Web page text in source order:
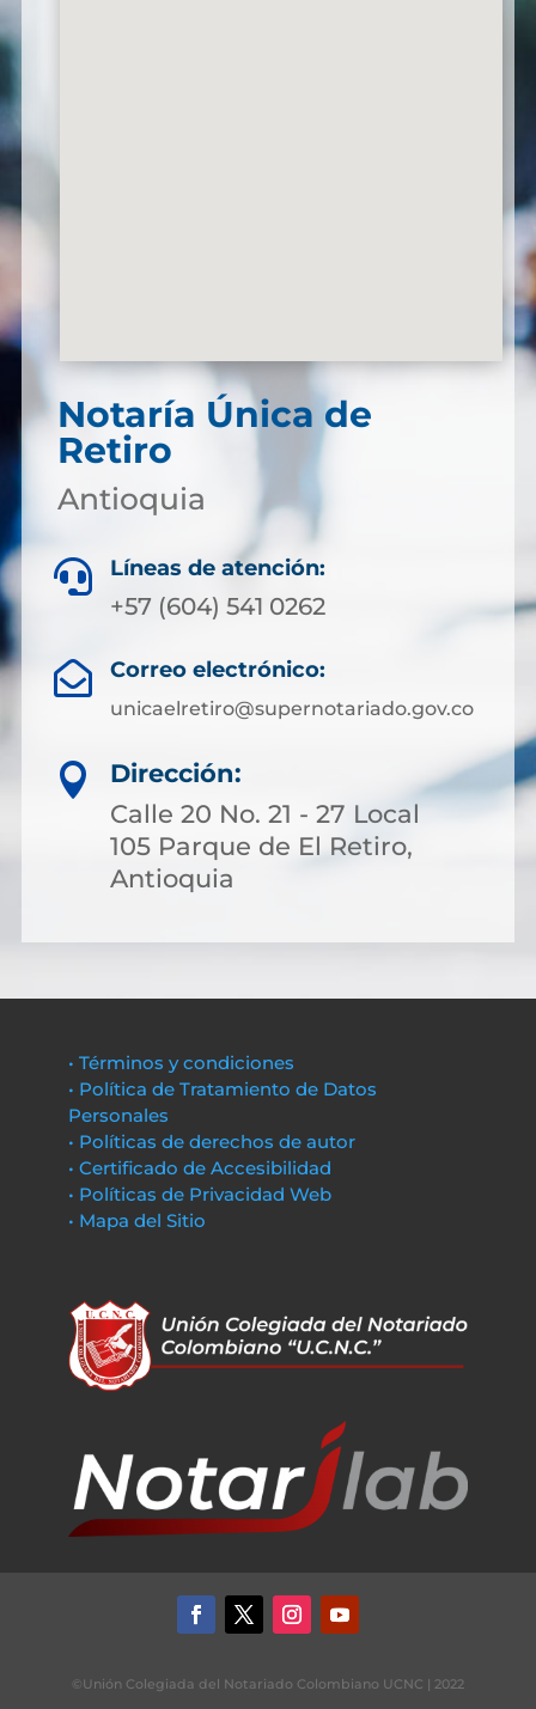
Notaría Única de
Retiro
Antioquia
 Líneas de atención:
+57 (604) 541 0262
 Correo electrónico:
unicaelretiro@supernotariado.gov.co

Dirección:
Calle 20 No. 21 - 27 Local
105 Parque de El Retiro,
Antioquia
• Términos y condiciones
• Política de Tratamiento de Datos
Personales
• Políticas de derechos de autor
• Certificado de Accesibilidad
• Políticas de Privacidad Web
• Mapa del Sitio
©Unión Colegiada del Notariado Colombiano UCNC | 2022